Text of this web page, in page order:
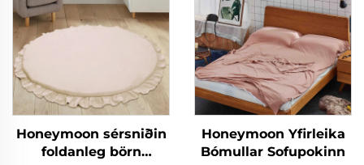
Honeymoon sérsniðin
foldanleg börn
Honeymoon Yfirleika
Bómullar Sofupokinn